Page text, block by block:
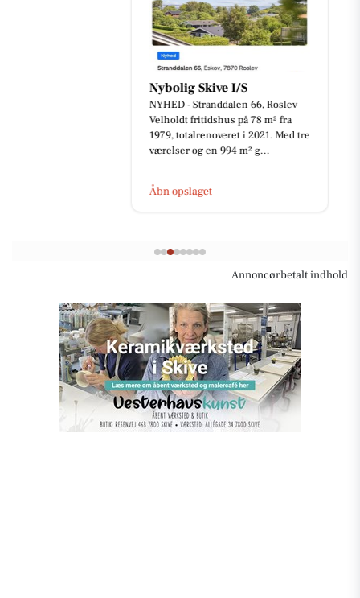
Nybolig Skive I/S
NYHED - Stranddalen 66, Roslev
Velholdt fritidshus på 78 m² fra
1979, totalrenoveret i 2021. Med tre
værelser og en 994 m² g...
Åbn opslaget
Annoncørbetalt indhold